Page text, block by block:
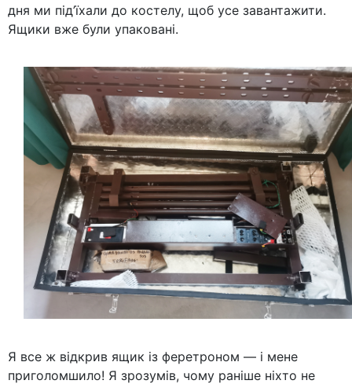
дня ми під’їхали до костелу, щоб усе завантажити.
Ящики вже були упаковані.
Я все ж відкрив ящик із феретроном — і мене
приголомшило! Я зрозумів, чому раніше ніхто не